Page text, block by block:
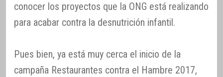
conocer los proyectos que la ONG está realizando
para acabar contra la desnutrición infantil.
Pues bien, ya está muy cerca el inicio de la
campaña Restaurantes contra el Hambre 2017,